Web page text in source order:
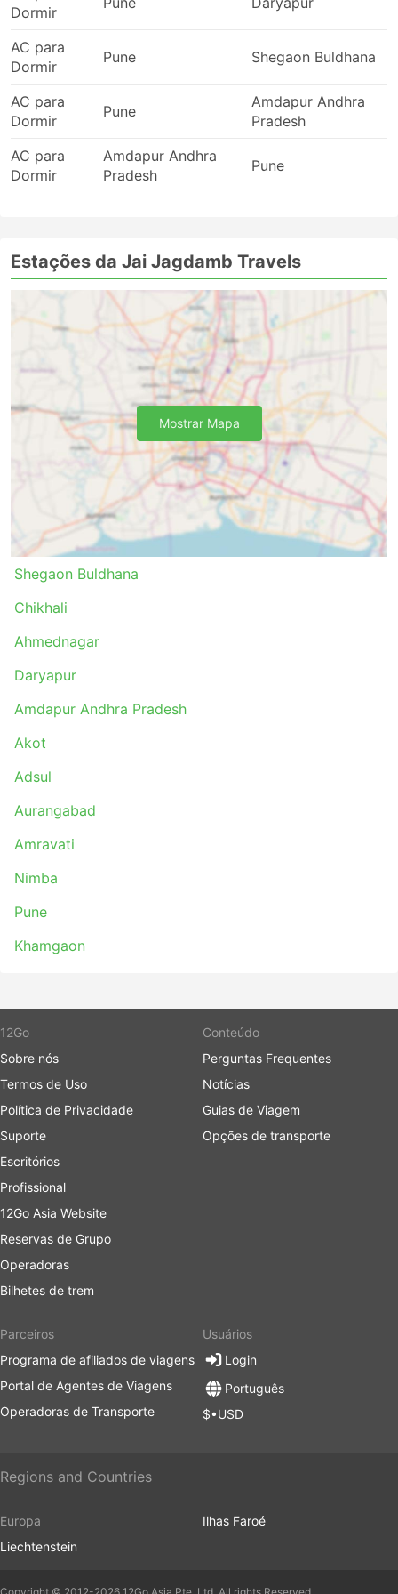
Dormir
AC para
Dormir
Pune Shegaon Buldhana
AC para
Dormir
Pune
Amdapur Andhra
Pradesh
AC para
Dormir
Amdapur Andhra
Pradesh
Pune
Estações da Jai Jagdamb Travels
Shegaon Buldhana
Chikhali
Ahmednagar
Daryapur
Amdapur Andhra Pradesh
Akot
Adsul
Aurangabad
Amravati
Nimba
Pune
Khamgaon
Mostrar Mapa
12Go
Sobre nós
Termos de Uso
Política de Privacidade
Suporte
Escritórios
Profissional
12Go Asia Website
Reservas de Grupo
Operadoras
Bilhetes de trem
Conteúdo
Perguntas Frequentes
Notícias
Guias de Viagem
Opções de transporte
Parceiros
Programa de afiliados de viagens
Portal de Agentes de Viagens
Operadoras de Transporte
Usuários
Login
Português
$•USD
Regions and Countries
Europa
Liechtenstein
Ilhas Faroé